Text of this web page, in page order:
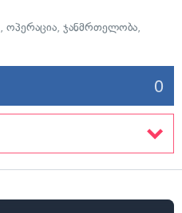
, ოპერაცია, ჯანმრთელობა,
0